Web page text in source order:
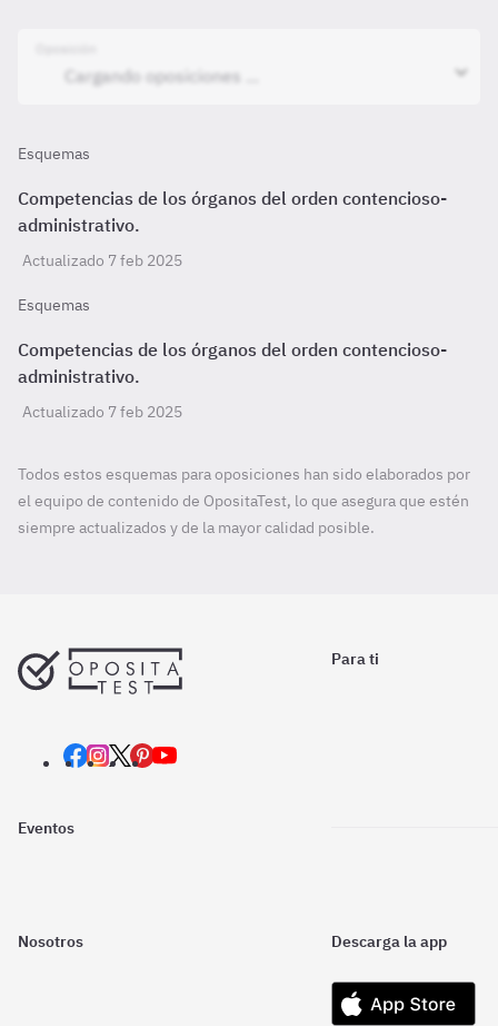
Esquemas
Competencias de los órganos del orden contencioso-
administrativo.
Actualizado 7 feb 2025
Esquemas
Competencias de los órganos del orden contencioso-
administrativo.
Actualizado 7 feb 2025
Todos estos esquemas para oposiciones han sido elaborados por
el equipo de contenido de OpositaTest, lo que asegura que estén
siempre actualizados y de la mayor calidad posible.
Para ti
Eventos
Nosotros Descarga la app